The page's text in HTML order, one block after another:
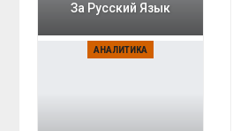
За Русский Язык
АНАЛИТИКА